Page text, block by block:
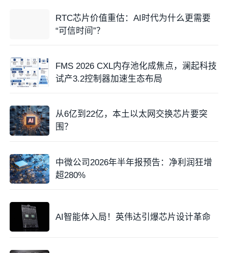
RTC芯片价值重估：AI时代为什么更需要
“可信时间”？
FMS 2026 CXL内存池化成焦点，澜起科技
试产3.2控制器加速生态布局
从6亿到22亿，本土以太网交换芯片要突
围？
中微公司2026年半年报预告：净利润狂增
超280%
AI智能体入局！英伟达引爆芯片设计革命